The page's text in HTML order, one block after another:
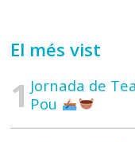
El més vist
Jornada de
Pou